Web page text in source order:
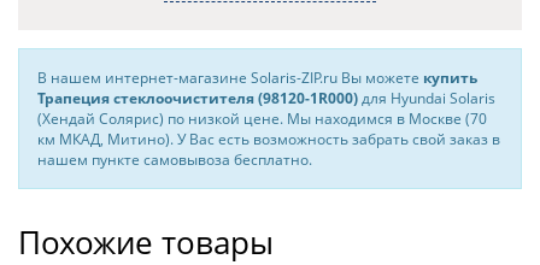
В нашем интернет-магазине Solaris-ZIP.ru Вы можете купить
Трапеция стеклоочистителя (98120-1R000)для Hyundai Solaris
(Хендай Солярис) по низкой цене. Мы находимся в Москве (70
км МКАД, Митино). У Вас есть возможность забрать свой заказ в
нашем пункте самовывоза бесплатно.
Похожие товары